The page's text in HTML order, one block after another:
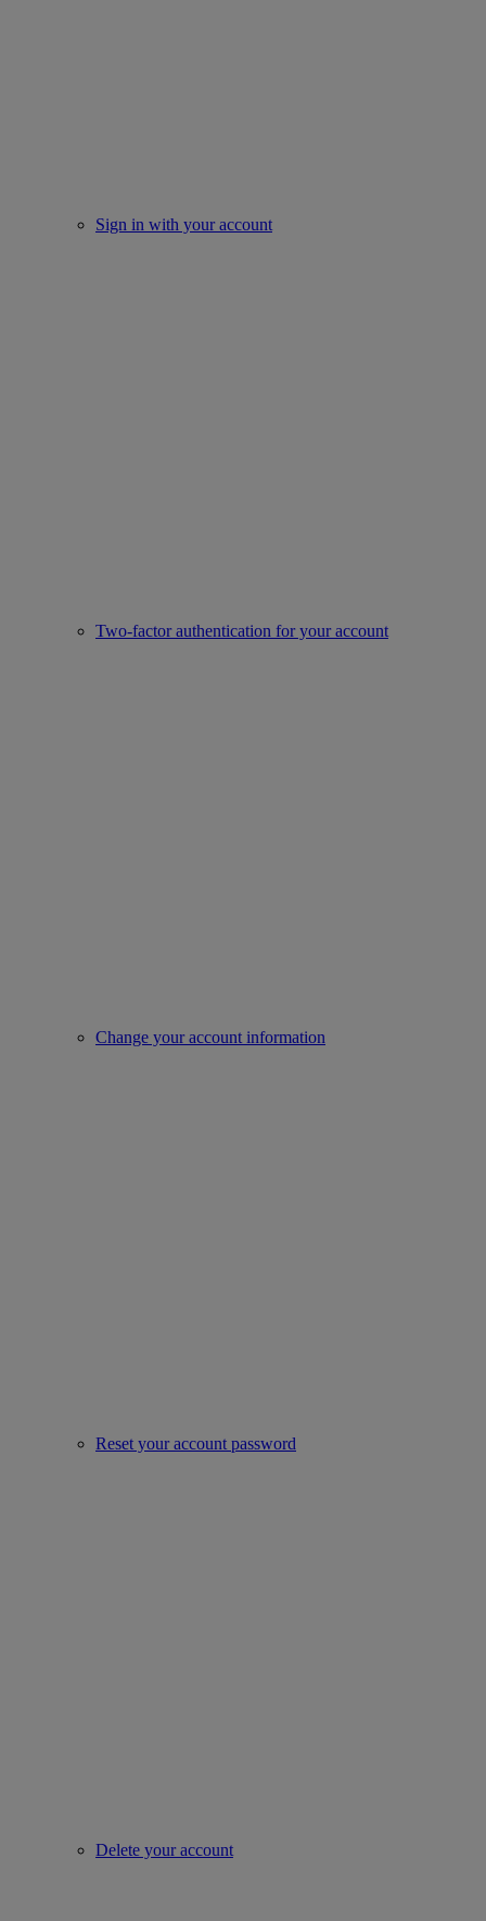
Sign in with your account
Two-factor authentication for your account
Change your account information
Reset your account password
Delete your account